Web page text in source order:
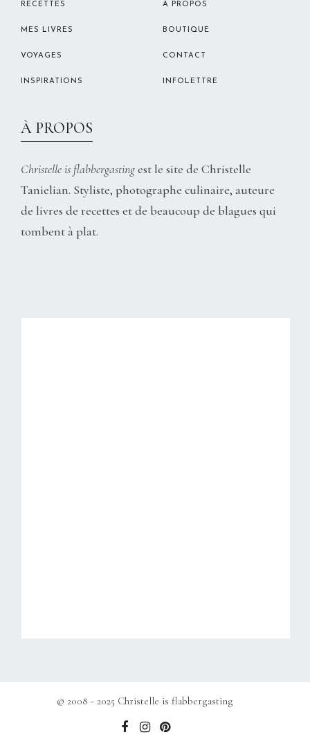
RECETTES
MES LIVRES
VOYAGES
INSPIRATIONS
À PROPOS
BOUTIQUE
CONTACT
INFOLETTRE
À PROPOS
Christelle is flabbergastingest le site de Christelle
Tanielian. Styliste, photographe culinaire, auteure
de livres de recettes et de beaucoup de blagues qui
tombent à plat.
© 2008 - 2025 Christelle is flabbergasting